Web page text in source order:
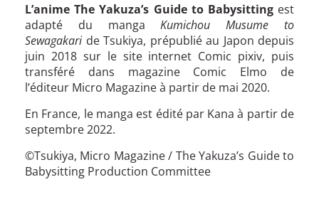
L’anime The Yakuza’s Guide to Babysittingest
adapté du mangaKumichou Musume to
Sewagakari de Tsukiya, prépublié au Japon depuis
juin 2018 sur le site internet Comic pixiv, puis
transféré dans magazine Comic Elmo de
l’éditeur Micro Magazine à partir de mai 2020.
En France, le manga est édité par Kana à partir de
septembre 2022.
©Tsukiya, Micro Magazine / The Yakuza’s Guide to
Babysitting Production Committee